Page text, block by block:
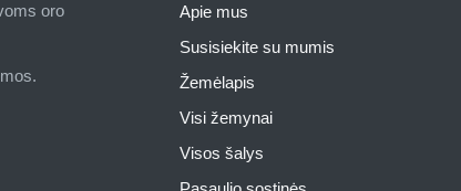
oro
Apie mus
Susisiekite su mumis
Žemėlapis
Visi žemynai
Visos šalys